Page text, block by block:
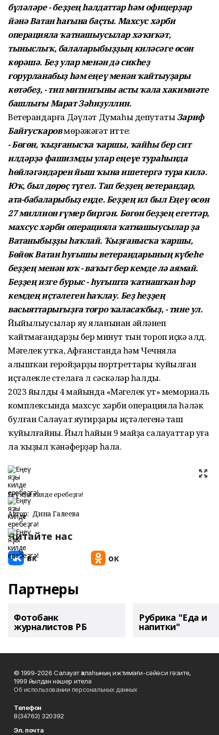
бүләләре - беҙҙең һалдаттар һәм офицерҙар
йәнә Ватан һағына баҫты. Махсус хәрби
операцияла ҡатнашыусылар хәҡиҡәт,
тыныслыҡ, балаларыбыҙҙың киләсәге өсөн
көрәшә. Беҙ улар менән дә сикһеҙ
ғорурланабыҙ һәм еңеү менән ҡайтыуҙары
көтәбеҙ, - тип митингыны асты ҡала хакимиәте
башлығы Марат Зәһиҙуллин.
Ветерандарға Дәүләт Думаһы депутатыЗариф
Байғусҡаровмөрәжәғәт итте:
- Бөгөн, ҡыҙғанысҡа ҡаршы, ҡайһы бер сит
илдәрҙә фашизмды улар еңеүе тураһында
һөйләгәндәрен йыш ҡына ишетергә тура килә.
Юҡ, был дөрөҫ түгел. Тап беҙҙең ветерандар,
ата-бабаларыбыҙ еңде. Беҙҙең ил был Еңеү өсөн
27 миллион ғүмер биргән. Бөгөн беҙҙең егеттәр,
махсус хәрби операцияла ҡатнашыусылар ҙа
Ватаныбыҙҙы һаҡлай. Ҡыҙғанысҡа ҡаршы,
Бөйөк Ватан һуғышы ветерандарының күбеһе
беҙҙең менән юҡ - ваҡыт бер кемде лә аямай.
Беҙҙең изге бурыс - һуғышта ҡатнашҡан һәр
кемдең иҫтәлеген һаҡлау. Беҙ һеҙҙең
васыяттарығыҙға тоғро ҡаласаҡбыҙ, - тине ул.
Йыйылыусылар яу яланынан әйләнеп
ҡайтмағандарҙы бер минут тын тороп иҫкә алд.
Мәңгелек утҡа, Афғанстанда һәм Чечняла
алышҡан геройҙарҙың портреттары ҡуйылған
иҫтәлекле стелаға л сәскәләр һалды.
2023 йылдың 4 майында «Мәңгелек ут» мемориаль
комплексында махсус хәрби операцияла һәләк
булған Салауат яугирҙары иҫтәлегенә таш
ҡуйылғайны. Йыл һайын 9 майҙа салауаттар уға
ла ҡыҙыл ҡәнәферҙәр һала.
Еңеү яҙы килде еребеҙгә!
Автор: Дина Галеева
Читайте нас
Партнеры
Фотобанк
журналистов РБ
Рубрика "Еда и
напитки"
© 1999-2026 Салауат ҡалаһының ижтимағи-сәйәси гәзите,
1999 йылдан нәшер ителә
Об использовании персональных данных
Телефон
8(34763) 320392
Эл. почта